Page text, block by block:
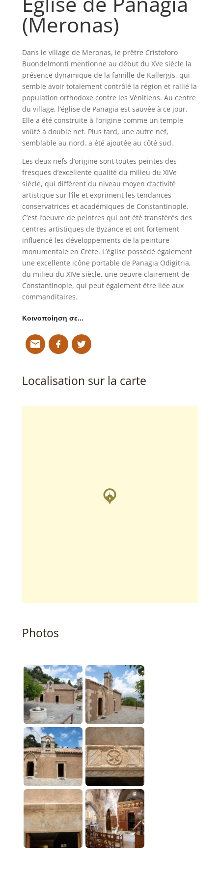
(Meronas)
Dans le village de Meronas, le prêtre Cristoforo
Buondelmonti mentionne au début du XVe siècle la
présence dynamique de la famille de Kallergis, qui
semble avoir totalement contrôlé la région et rallié la
population orthodoxe contre les Vénitiens. Au centre
du village, l’église de Panagia est sauvée à ce jour.
Elle a été construite à l’origine comme un temple
voûté à double nef. Plus tard, une autre nef,
semblable au nord, a été ajoutée au côté sud.
Les deux nefs d’origine sont toutes peintes des
fresques d’excellente qualité du milieu du XIVe
siècle, qui diffèrent du niveau moyen d’activité
artistique sur l’île et expriment les tendances
conservatrices et académiques de Constantinople.
C’est l’oeuvre de peintres qui ont été transférés des
centres artistiques de Byzance et ont fortement
influencé les développements de la peinture
monumentale en Crète. L’église possédé également
une excellente icône portable de Panagia Odigitria,
du milieu du XIVe siècle, une oeuvre clairement de
Constantinople, qui peut également être liée aux
commanditaires.
Κοινοποίηση σε…
Localisation sur la carte
Photos